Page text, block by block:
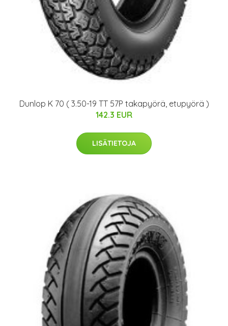
Dunlop K 70 ( 3.50-19 TT 57P takapyörä, etupyörä )
142.3 EUR
LISÄTIETOJA